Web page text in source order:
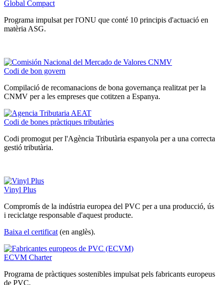
Global Compact
Programa impulsat per l'ONU que conté 10 principis d'actuació en
matèria ASG.
Codi de bon govern
Compilació de recomanacions de bona governança realitzat per la
CNMV per a les empreses que cotitzen a Espanya.
Codi de bones pràctiques tributàries
Codi promogut per l'Agència Tributària espanyola per a una correcta
gestió tributària.
Vinyl Plus
Compromís de la indústria europea del PVC per a una producció, ús
i reciclatge responsable d'aquest producte.
Baixa el certificat (en anglès).
ECVM Charter
Programa de pràctiques sostenibles impulsat pels fabricants europeus
de PVC.